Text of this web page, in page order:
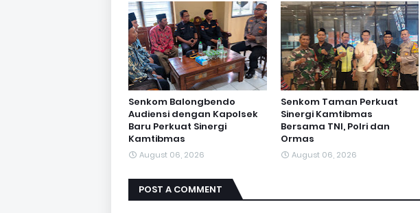
Senkom Balongbendo
Audiensi dengan Kapolsek
Baru Perkuat Sinergi
Kamtibmas
August 06, 2026
Senkom Taman Perkuat
Sinergi Kamtibmas
Bersama TNI, Polri dan
Ormas
August 06, 2026
POST A COMMENT